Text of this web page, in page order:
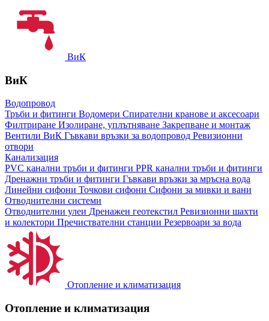
ВиК
ВиК
Водопровод
Тръби и фитинги Водомери Спирателни кранове и аксесоари
Филтриране Изолиране, уплътняване Закрепване и монтаж
Вентили ВиК Гъвкави връзки за водопровод Ревизионни
отвори
Канализация
PVC канални тръби и фитинги PPR канални тръби и фитинги
Дренажни тръби и фитинги Гъвкави връзки за мръсна вода
Линейни сифони Точкови сифони Сифони за мивки и вани
Отводнителни системи
Отводнителни улеи Дренажен геотекстил Ревизионни шахти
и колектори Пречиствателни станции Резервоари за вода
Отопление и климатизация
Отопление и климатизация